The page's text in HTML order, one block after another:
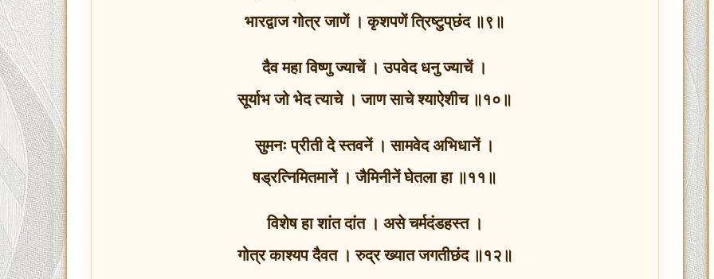
भारद्वाज गोत्र जाणें । कृशपणें त्रिष्टुप्‌छंद ॥९॥
दैव महा विष्णु ज्याचें । उपवेद धनु ज्याचें ।
सूर्याभ जो भेद त्याचे । जाण साचे श्याऐशीच ॥१०॥
सुमनः प्रीती दे स्तवनें । सामवेद अभिधानें ।
षड्‌रत्‍निमितमानें । जैमिनीनें घेतला हा ॥११॥
विशेष हा शांत दांत । असे चर्मदंडहस्त ।
गोत्र काश्यप दैवत । रुद्र ख्यात जगतीछंद ॥१२॥